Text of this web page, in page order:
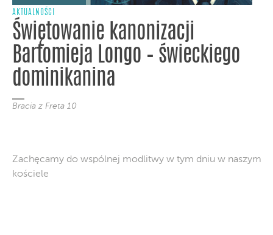
AKTUALNOŚCI
Świętowanie kanonizacji
Bartomieja Longo – świeckiego
dominikanina
Bracia z Freta 10
Zachęcamy do wspólnej modlitwy w tym dniu w naszym
kościele